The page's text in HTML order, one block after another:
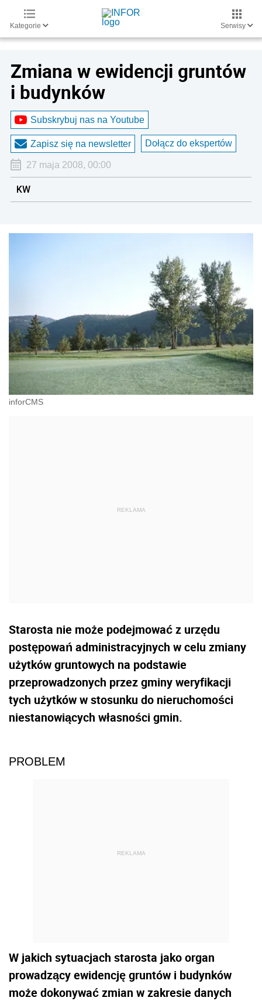
Kategorie Serwisy
Zmiana w ewidencji gruntów
i budynków
Subskrybuj nas na Youtube
Zapisz się na newsletter Dołącz do ekspertów
27 maja 2008, 00:00
KW
inforCMS
Starosta nie może podejmować z urzędu
postępowań administracyjnych w celu zmiany
użytków gruntowych na podstawie
przeprowadzonych przez gminy weryfikacji
tych użytków w stosunku do nieruchomości
niestanowiących własności gmin.
PROBLEM
REKLAMA
W jakich sytuacjach starosta jako organ
prowadzący ewidencję gruntów i budynków
może dokonywać zmian w zakresie danych